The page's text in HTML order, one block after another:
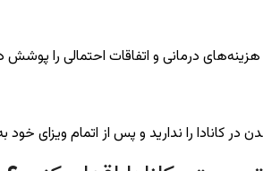
درمانی و اتفاقات احتمالی را پوشش
کانادا را ندارید و پس از اتمام ویزای خود